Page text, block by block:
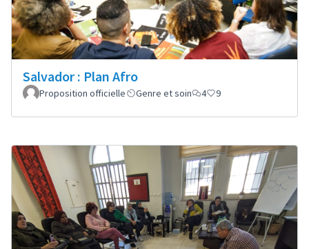
Salvador : Plan Afro
Proposition officielle Genre et soin 4 9